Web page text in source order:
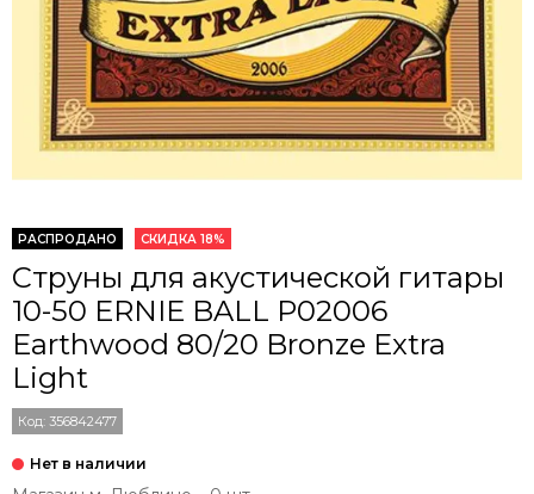
РАСПРОДАНО СКИДКА 18%
Струны для акустической гитары
10-50 ERNIE BALL P02006
Earthwood 80/20 Bronze Extra
Light
Код: 356842477